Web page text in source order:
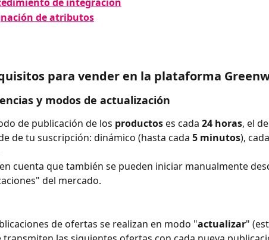
de atributos
para vender en la plataforma
y modos de actualización
de publicación de los productos es cada 24 horas, el
de tu suscripción: dinámico (hasta cada 5 minutos), cada
cuenta que también se pueden iniciar manualmente
del mercado.
de ofertas se realizan en modo "actualizar"